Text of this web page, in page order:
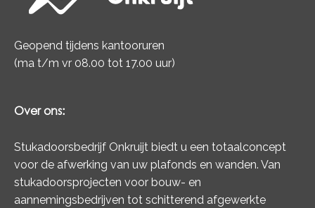
Geopend tijdens kantooruren
(ma t/m vr 08.00 tot 17.00 uur)
Over ons:
Stukadoorsbedrijf Onkruijt biedt u een totaalconcept
voor de afwerking van uw plafonds en wanden. Van
stukadoorsprojecten voor bouw- en
aannemingsbedrijven tot schitterend afgewerkte